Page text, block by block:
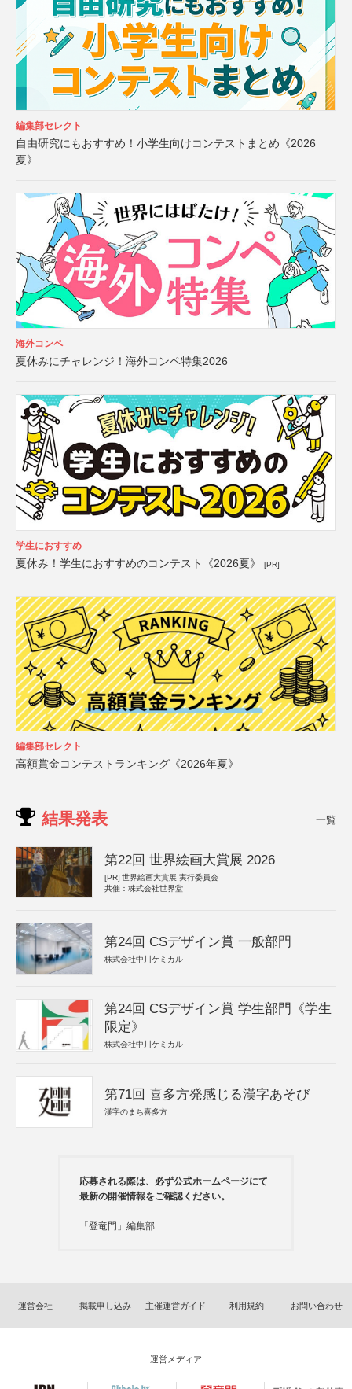
編集部セレクト
自由研究にもおすすめ！小学生向けコンテストまとめ《2026
夏》
海外コンペ
夏休みにチャレンジ！海外コンペ特集2026
学生におすすめ
夏休み！学生におすすめのコンテスト《2026夏》 [PR]
編集部セレクト
高額賞金コンテストランキング《2026年夏》
結果発表 一覧
第22回 世界絵画大賞展 2026
[PR] 世界絵画大賞展 実行委員会
共催：株式会社世界堂
第24回 CSデザイン賞 一般部門
株式会社中川ケミカル
第24回 CSデザイン賞 学生部門《学生
限定》
株式会社中川ケミカル
第71回 喜多方発感じる漢字あそび
漢字のまち喜多方
応募される際は、必ず公式ホームページにて
最新の開催情報をご確認ください。
「登竜門」編集部
運営会社 掲載申し込み 主催運営ガイド 利用規約 お問い合わせ
運営メディア